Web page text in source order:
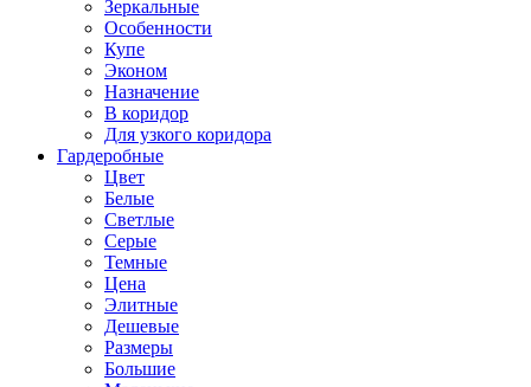
Зеркальные
Особенности
Купе
Эконом
Назначение
В коридор
Для узкого коридора
Гардеробные
Цвет
Белые
Светлые
Серые
Темные
Цена
Элитные
Дешевые
Размеры
Большие